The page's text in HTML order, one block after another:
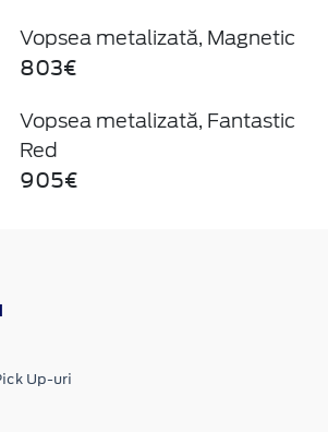
Vopsea metalizată, Magnetic
803€
Vopsea metalizată, Fantastic
Red
905€
Up-uri